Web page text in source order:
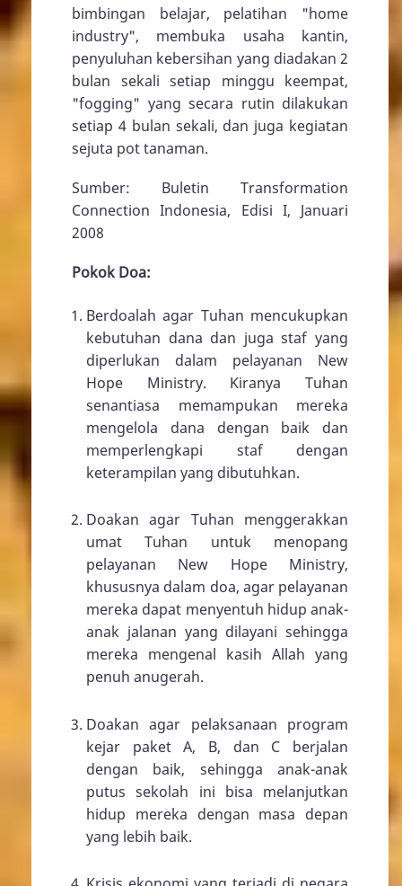
bimbingan belajar, pelatihan "home
industry", membuka usaha kantin,
penyuluhan kebersihan yang diadakan 2
bulan sekali setiap minggu keempat,
"fogging" yang secara rutin dilakukan
setiap 4 bulan sekali, dan juga kegiatan
sejuta pot tanaman.
Sumber: Buletin Transformation
Connection Indonesia, Edisi I, Januari
2008
Pokok Doa:
Berdoalah agar Tuhan mencukupkan
kebutuhan dana dan juga staf yang
diperlukan dalam pelayanan New
Hope Ministry. Kiranya Tuhan
senantiasa memampukan mereka
mengelola dana dengan baik dan
memperlengkapi staf dengan
keterampilan yang dibutuhkan.
Doakan agar Tuhan menggerakkan
umat Tuhan untuk menopang
pelayanan New Hope Ministry,
khususnya dalam doa, agar pelayanan
mereka dapat menyentuh hidup anak-
anak jalanan yang dilayani sehingga
mereka mengenal kasih Allah yang
penuh anugerah.
Doakan agar pelaksanaan program
kejar paket A, B, dan C berjalan
dengan baik, sehingga anak-anak
putus sekolah ini bisa melanjutkan
hidup mereka dengan masa depan
yang lebih baik.